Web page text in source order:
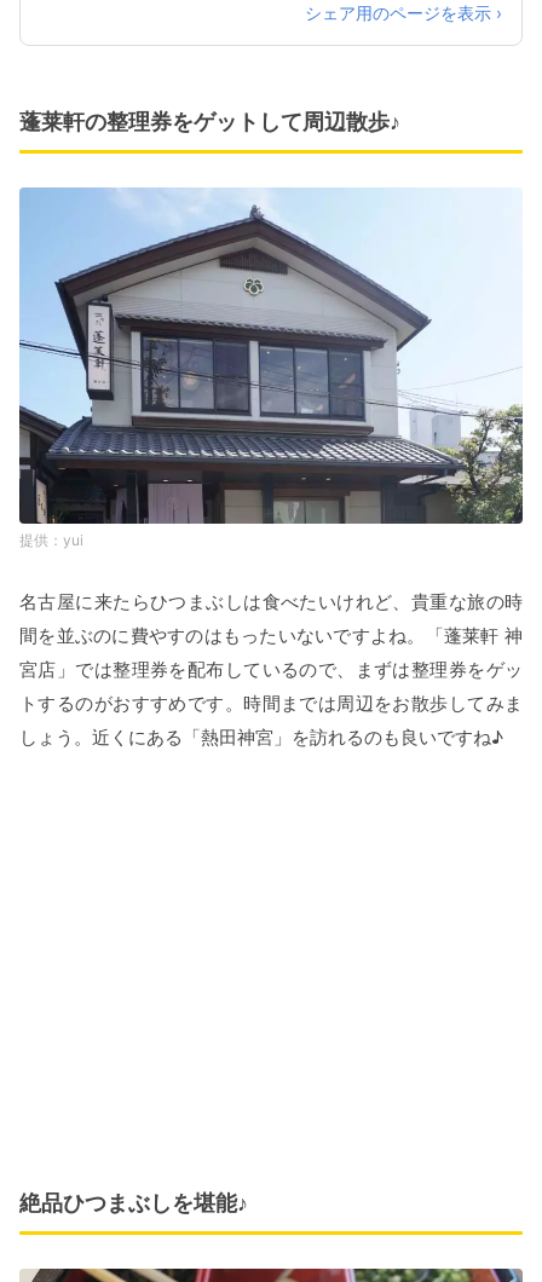
シェア用のページを表示 ›
蓬莱軒の整理券をゲットして周辺散歩♪
yui
名古屋に来たらひつまぶしは食べたいけれど、貴重な旅の時
間を並ぶのに費やすのはもったいないですよね。「蓬莱軒 神
宮店」では整理券を配布しているので、まずは整理券をゲッ
トするのがおすすめです。時間までは周辺をお散歩してみま
しょう。近くにある「熱田神宮」を訪れるのも良いですね♪
絶品ひつまぶしを堪能♪